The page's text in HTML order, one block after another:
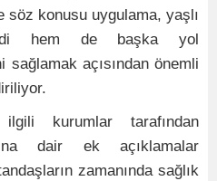
söz konusu uygulama, yaşlı
hem de başka yol
sağlamak açısından önemli
kurumlar tarafından
dair ek açıklamalar
zamanında sağlık